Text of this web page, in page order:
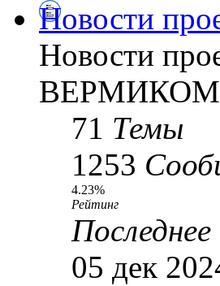
Новости
Новости
71 Темы
1253
4.23%
Рейтинг
05 дек